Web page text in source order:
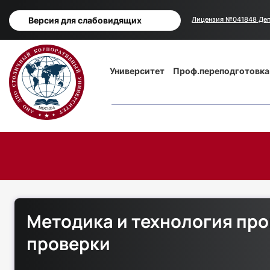
Версия для слабовидящих Лицензия №041848
Основная
навигация
Университет Проф.переподготовка
Методика и технология
проверки